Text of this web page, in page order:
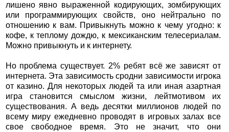
лишено явно выраженной кодирующих, зомбирующих
или программирующих свойств, оно нейтрально по
отношению к вам. Привыкнуть можно к чему угодно: к
кофе, к теплому дождю, к мексиканским телесериалам.
Можно привыкнуть и к интернету.
Но проблема существует. 2% ребят всё же зависят от
интернета. Эта зависимость сродни зависимости игрока
от казино. Для некоторых людей та или иная азартная
игра становится смыслом жизни, лейтмотивом их
существования. А ведь десятки миллионов людей по
всему миру ежедневно проводят в игровых залах все
свое свободное время. Это не значит, что они